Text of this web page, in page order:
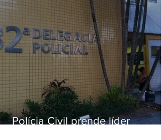
Polícia Civil prende líder